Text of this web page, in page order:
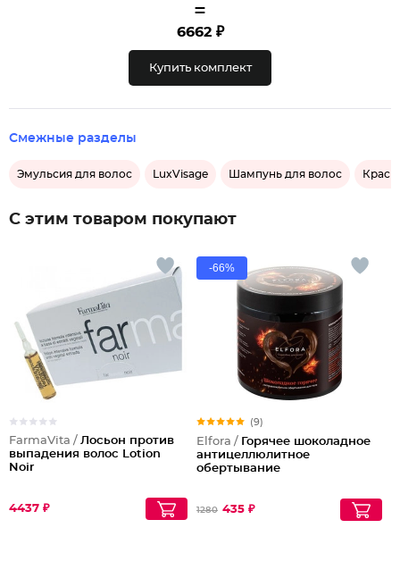
=
6662 ₽
Купить комплект
Смежные разделы
Эмульсия для волос LuxVisage Шампунь для волос
С этим товаром покупают
FarmaVita / Лосьон против
выпадения волос Lotion
Noir
4437 ₽
-66%
(9)
Elfora / Горячее шоколадное
антицеллюлитное
обертывание
1280 435 ₽